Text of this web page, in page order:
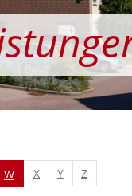
W X Y Z